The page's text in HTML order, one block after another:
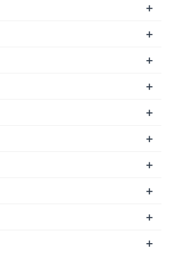
+
+
+
+
+
+
+
+
+
+